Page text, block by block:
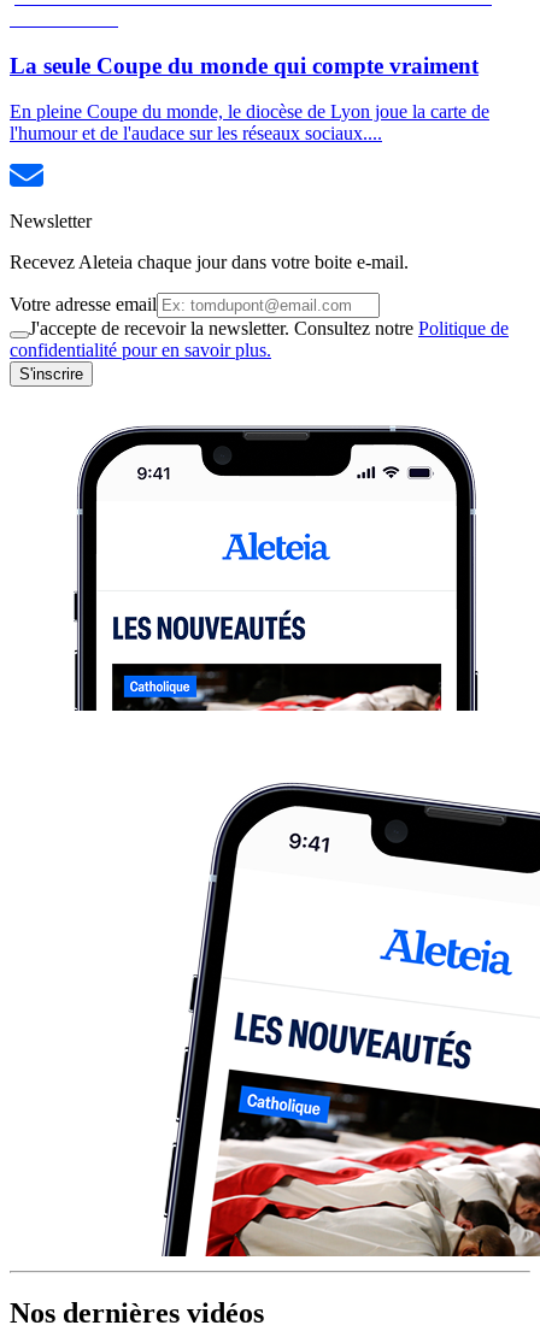
La seule Coupe du monde qui compte vraiment
En pleine Coupe du monde, le diocèse de Lyon joue la carte de
l'humour et de l'audace sur les réseaux sociaux....
Newsletter
Recevez Aleteia chaque jour dans votre boite e-mail.
Votre adresse email
J'accepte de recevoir la newsletter. Consultez notre Politique de
confidentialité pour en savoir plus.
S'inscrire
Nos dernières vidéos